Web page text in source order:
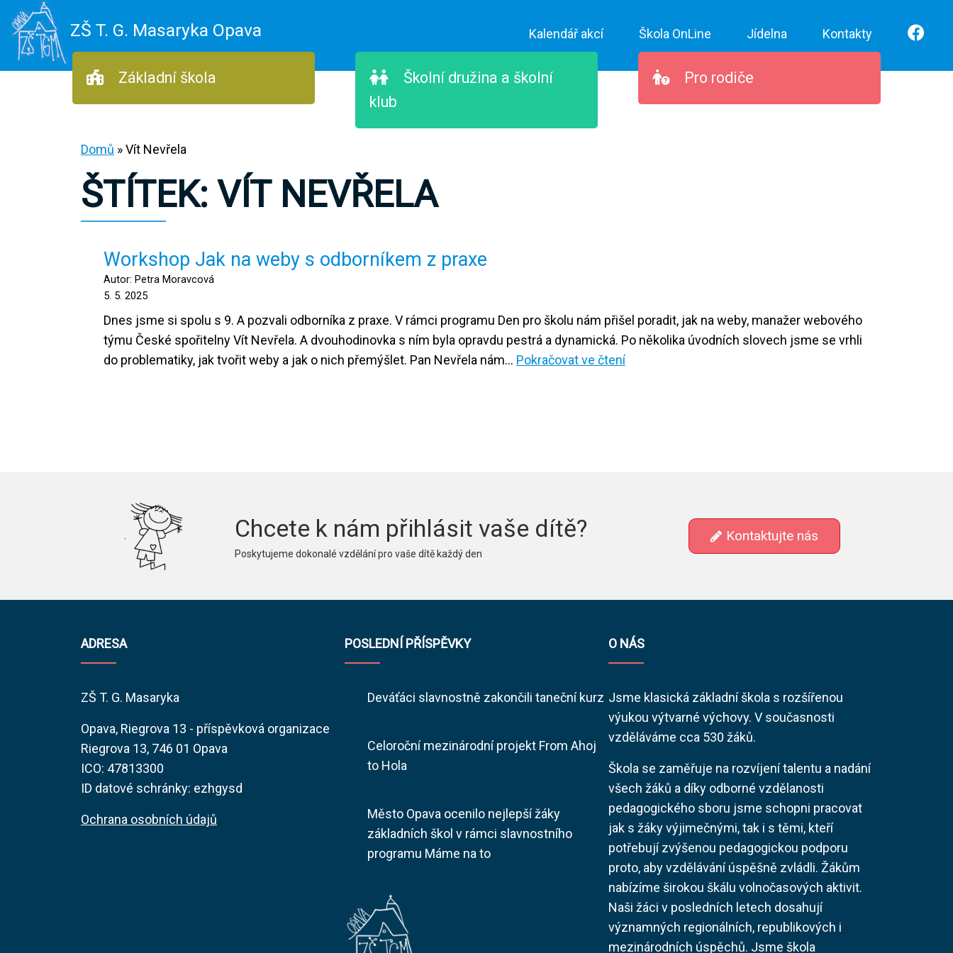
ZŠ T. G. Masaryka Opava Kalendář akcí Škola OnLine Jídelna Kontakty
Základní škola
Školní družina a školní
klub
Pro rodiče
Domů »Vít Nevřela
ŠTÍTEK: VÍT NEVŘELA
Workshop Jak na weby s odborníkem z praxe
Autor: Petra Moravcová
5. 5. 2025
Dnes jsme si spolu s 9. A pozvali odborníka z praxe. V rámci programu Den pro školu nám přišel poradit, jak na weby, manažer webového
týmu České spořitelny Vít Nevřela. A dvouhodinovka s ním byla opravdu pestrá a dynamická. Po několika úvodních slovech jsme se vrhli
do problematiky, jak tvořit weby a jak o nich přemýšlet. Pan Nevřela nám… Pokračovat ve čteníWorkshop
Chcete k nám přihlásit vaše dítě?
Poskytujeme dokonalé vzdělání pro vaše dítě každý den
Kontaktujte nás
ADRESA
ZŠ T. G. Masaryka
Opava, Riegrova 13 - příspěvková organizace
Riegrova 13, 746 01 Opava
ICO: 47813300
ID datové schránky: ezhgysd
Ochrana osobních údajů
POSLEDNÍ PŘÍSPĚVKY
Deváťáci slavnostně zakončili taneční kurz
Celoroční mezinárodní projekt From Ahoj
to Hola
Město Opava ocenilo nejlepší žáky
základních škol v rámci slavnostního
programu Máme na to
O NÁS
Jsme klasická základní škola s rozšířenou
výukou výtvarné výchovy. V současnosti
vzděláváme cca 530 žáků.
Škola se zaměřuje na rozvíjení talentu a nadání
všech žáků a díky odborné vzdělanosti
pedagogického sboru jsme schopni pracovat
jak s žáky výjimečnými, tak i s těmi, kteří
potřebují zvýšenou pedagogickou podporu
proto, aby vzdělávání úspěšně zvládli. Žákům
nabízíme širokou škálu volnočasových aktivit.
Naši žáci v posledních letech dosahují
významných regionálních, republikových i
mezinárodních úspěchů. Jsme škola